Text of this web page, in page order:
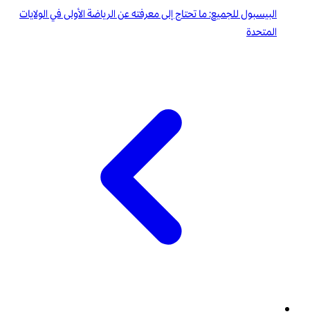
البيسبول للجميع: ما تحتاج إلى معرفته عن الرياضة الأولى في الولايات
المتحدة